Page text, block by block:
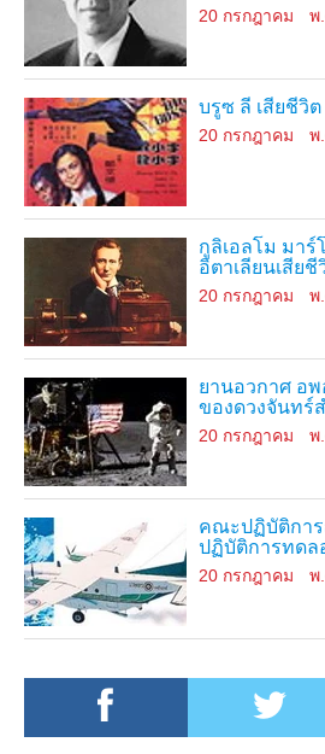
20 กรกฎาคม พ
บรูซ ลี เสียชีวิต
20 กรกฎาคม พ
กูลิเอลโม มา
อิตาเลียนเสียชี
20 กรกฎาคม พ
ยานอวกาศ อ
ของดวงจันทร์ส
20 กรกฎาคม พ
คณะปฏิบัติกา
ปฏิบัติการทดล
20 กรกฎาคม พ